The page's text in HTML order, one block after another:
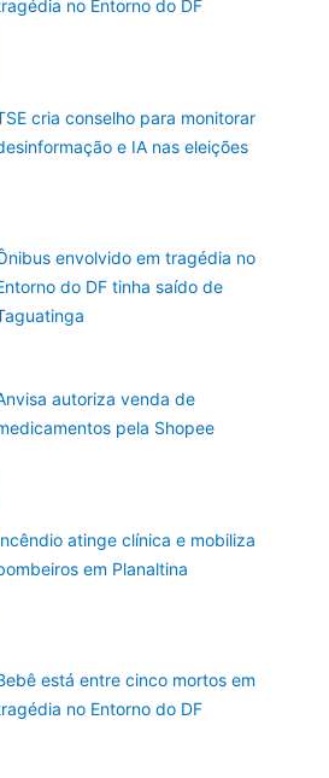
no Entorno do DF
cria conselho para monitorar
e IA nas eleições
envolvido em tragédia no
do DF tinha saído de
autoriza venda de
pela Shopee
atinge clínica e mobiliza
em Planaltina
está entre cinco mortos em
no Entorno do DF